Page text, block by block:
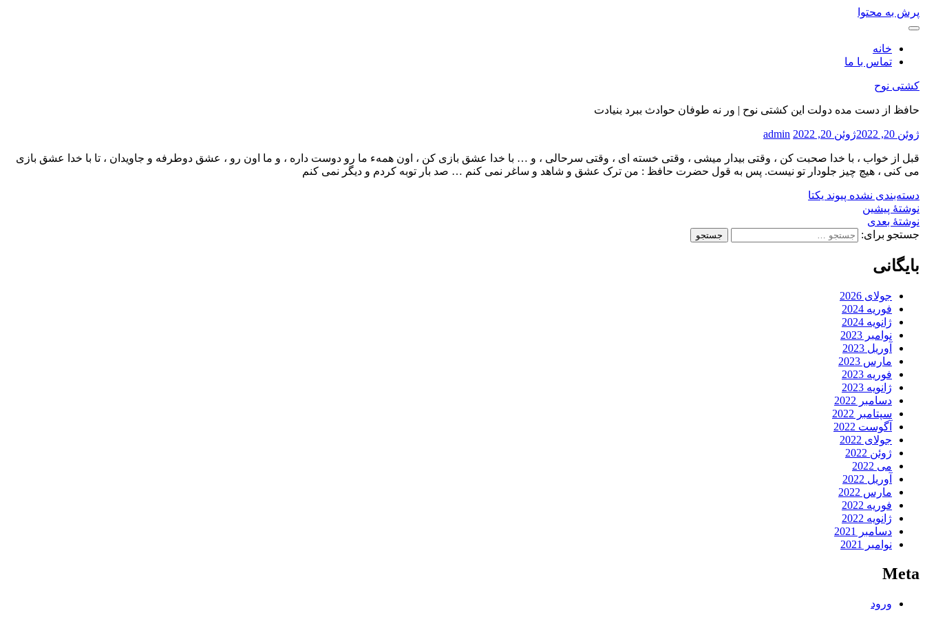
پرش به محتوا
خانه
تماس با ما
کشتی نوح
حافظ از دست مده دولت این کشتی نوح | ور نه طوفان حوادث ببرد بنیادت
ژوئن 20, 2022 ژوئن 20, 2022 admin
قبل از خواب ، با خدا صحبت کن ، وقتی بیدار میشی ، وقتی خسته ای ، وقتی سرحالی ، و … با خدا عشق بازی کن ، اون همهء ما رو دوست داره ، و ما اون رو ، عشق دوطرفه و جاویدان ، تا با خدا عشق بازی
می کنی ، هیچ چیز جلودار تو نیست. پس به قول حضرت حافظ : من ترک عشق و شاهد و ساغر نمی کنم … صد بار توبه کردم و دیگر نمی کنم
دسته‌بندی نشده پیوند یکتا
نوشتهٔ پیشین
نوشتهٔ بعدی
جستجو برای:
بایگانی
جولای 2026
فوریه 2024
ژانویه 2024
نوامبر 2023
آوریل 2023
مارس 2023
فوریه 2023
ژانویه 2023
دسامبر 2022
سپتامبر 2022
آگوست 2022
جولای 2022
ژوئن 2022
می 2022
آوریل 2022
مارس 2022
فوریه 2022
ژانویه 2022
دسامبر 2021
نوامبر 2021
Meta
ورود